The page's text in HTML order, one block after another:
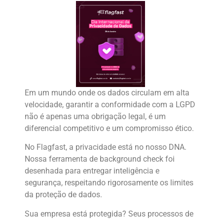
Em um mundo onde os dados circulam em alta
velocidade, garantir a conformidade com a LGPD
não é apenas uma obrigação legal, é um
diferencial competitivo e um compromisso ético.
No Flagfast, a privacidade está no nosso DNA.
Nossa ferramenta de background check foi
desenhada para entregar inteligência e
segurança, respeitando rigorosamente os limites
da proteção de dados.
Sua empresa está protegida? Seus processos de